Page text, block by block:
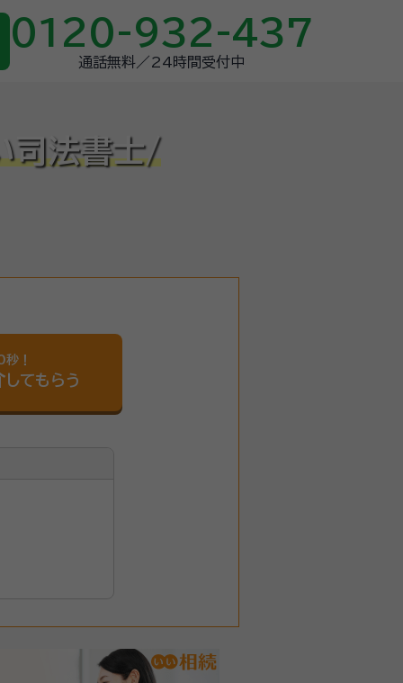
0120-932-437
通話無料／24時間受付中
司法書士/
！
してもらう